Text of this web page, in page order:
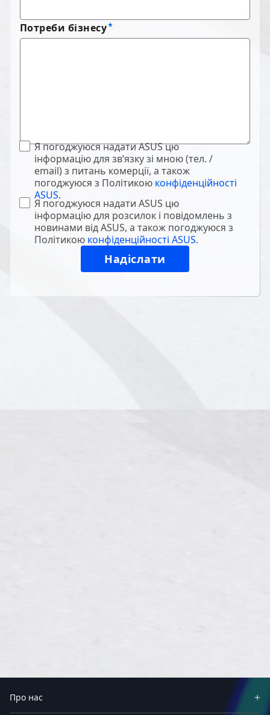
Потреби бізнесу
Я погоджуюся надати ASUS цю
інформацію для зв’язку зі мною (тел. /
email) з питань комерції, а також
погоджуюся з Політикою конфіденційності
ASUS.
Я погоджуюся надати ASUS цю
інформацію для розсилок і повідомлень з
новинами від ASUS, а також погоджуюся з
Політикою конфіденційності ASUS.
Про нас